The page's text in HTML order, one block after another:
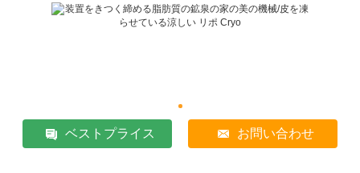
ベストプライス お問い合わせ